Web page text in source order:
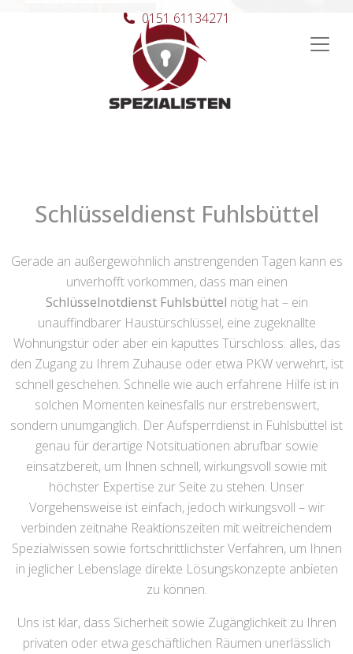
Hauptnavigation
0151 61134271
Schlüsseldienst Fuhlsbüttel
Gerade an außergewöhnlich anstrengenden Tagen kann es
unverhofft vorkommen, dass man einen
Schlüsselnotdienst Fuhlsbüttel nötig hat – ein
unauffindbarer Haustürschlüssel, eine zugeknallte
Wohnungstür oder aber ein kaputtes Türschloss: alles, das
den Zugang zu Ihrem Zuhause oder etwa PKW verwehrt, ist
schnell geschehen. Schnelle wie auch erfahrene Hilfe ist in
solchen Momenten keinesfalls nur erstrebenswert,
sondern unumgänglich. Der Aufsperrdienst in Fuhlsbüttel ist
genau für derartige Notsituationen abrufbar sowie
einsatzbereit, um Ihnen schnell, wirkungsvoll sowie mit
höchster Expertise zur Seite zu stehen. Unser
Vorgehensweise ist einfach, jedoch wirkungsvoll – wir
verbinden zeitnahe Reaktionszeiten mit weitreichendem
Spezialwissen sowie fortschrittlichster Verfahren, um Ihnen
in jeglicher Lebenslage direkte Lösungskonzepte anbieten
zu können.
Uns ist klar, dass Sicherheit sowie Zugänglichkeit zu Ihren
privaten oder etwa geschäftlichen Räumen unerlässlich